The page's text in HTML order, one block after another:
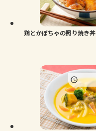
鶏とかぼちゃの照り焼き丼